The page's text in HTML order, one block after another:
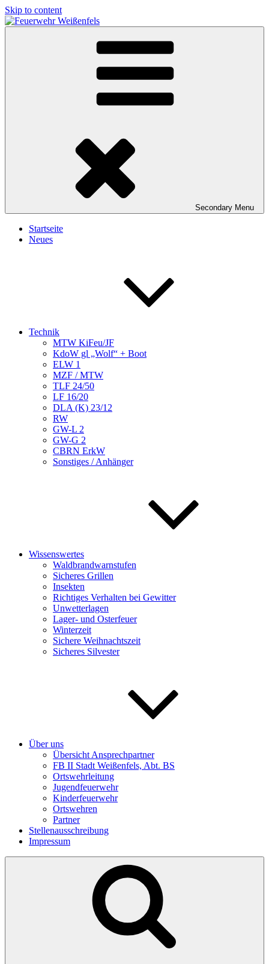
Skip to content
Freiwillige Feuerwehr Weißenfels
Secondary Menu
Startseite
Neues
Technik
MTW KiFeu/JF
KdoW gl „Wolf“ + Boot
ELW 1
MZF / MTW
TLF 24/50
LF 16/20
DLA (K) 23/12
RW
GW-L 2
GW-G 2
CBRN ErkW
Sonstiges / Anhänger
Wissenswertes
Waldbrandwarnstufen
Sicheres Grillen
Insekten
Richtiges Verhalten bei Gewitter
Unwetterlagen
Lager- und Osterfeuer
Winterzeit
Sichere Weihnachtszeit
Sicheres Silvester
Über uns
Übersicht Ansprechpartner
FB II Stadt Weißenfels, Abt. BS
Ortswehrleitung
Jugendfeuerwehr
Kinderfeuerwehr
Ortswehren
Partner
Stellenausschreibung
Impressum